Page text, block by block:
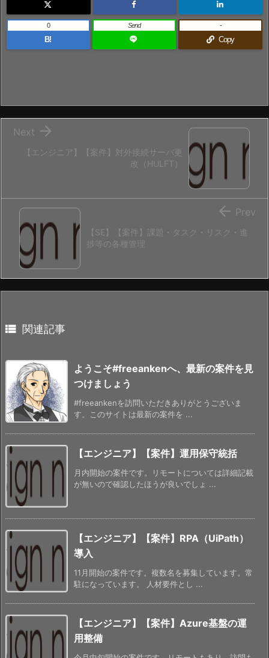
B!
0 Send
Copy
-
【エンジニア】【案件】対外接続サーバ更
改（HULFT）

Next
【SE】【案件】課題・タスク・リスク・進
捗等の各種管理
 Prev
 関連記事
ようこそ#freeankenへ、最新の案件を見
つけましょう
#freeankenを訪問いただきありがとうございま
す。このサイトは最新の案件を ...
【エンジニア】【案件】運用保守統括
月内開始の案件です。リモートについては詳細記載
が無いので確認したほうが良いでしょ ...
【エンジニア】【案件】RPA（UiPath）
導入
11月開始の案件です。複数名を募集しています。常
駐になっています。 人材要件とし ...
【エンジニア】【案件】Azure基盤の運
用整備